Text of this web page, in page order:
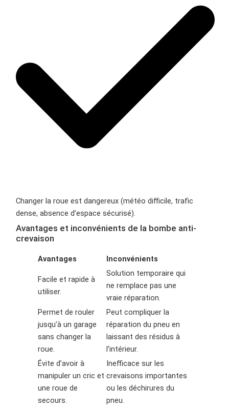
Changer la roue est dangereux (météo difficile, trafic
dense, absence d’espace sécurisé).
Avantages et inconvénients de la bombe anti-
crevaison
Avantages Inconvénients
Facile et rapide à
utiliser.
Solution temporaire qui
ne remplace pas une
vraie réparation.
Permet de rouler
jusqu’à un garage
sans changer la
roue.
Peut compliquer la
réparation du pneu en
laissant des résidus à
l’intérieur.
Évite d’avoir à
manipuler un cric et
une roue de
secours.
Inefficace sur les
crevaisons importantes
ou les déchirures du
pneu.